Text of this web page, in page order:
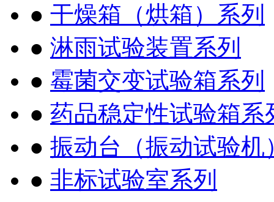
● 干燥箱（烘箱）系列
● 淋雨试验装置系列
● 霉菌交变试验箱系列
● 药品稳定性试验箱系
● 振动台（振动试验机
● 非标试验室系列